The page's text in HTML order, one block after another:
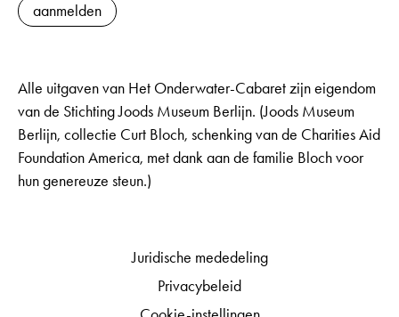
aanmelden
Alle uitgaven van Het Onderwater-Cabaret zijn eigendom
van de Stichting Joods Museum Berlijn. (Joods Museum
Berlijn, collectie Curt Bloch, schenking van de Charities Aid
Foundation America, met dank aan de familie Bloch voor
hun genereuze steun.)
Juridische mededeling
Privacybeleid